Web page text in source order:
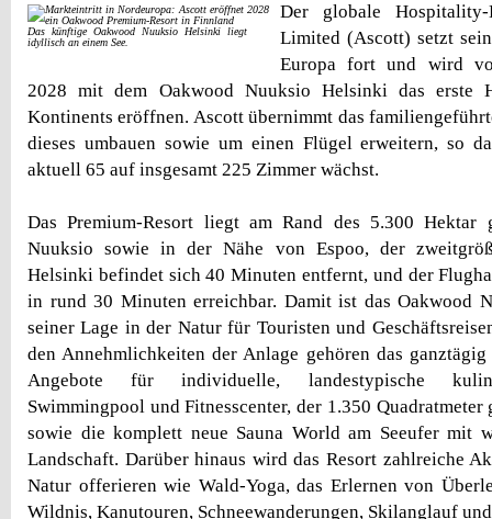
Das künftige Oakwood Nuuksio Helsinki liegt
idyllisch an einem See.
Der globale
Limited (Ascott) setzt
Europa fort und wird
2028 mit dem Oakwood Nuuksio Helsinki das erste
Kontinents eröffnen. Ascott übernimmt das
dieses umbauen sowie um einen Flügel erweitern, so
aktuell 65 auf insgesamt 225 Zimmer wächst.
Das Premium-Resort liegt am Rand des 5.300 Hektar
Nuuksio sowie in der Nähe von Espoo, der
Helsinki befindet sich 40 Minuten entfernt, und der
in rund 30 Minuten erreichbar. Damit ist das Oakwood
seiner Lage in der Natur für Touristen und
den Annehmlichkeiten der Anlage gehören das ganztägig
Angebote für individuelle, landestypische
Swimmingpool und Fitnesscenter, der 1.350 Quadratmeter
sowie die komplett neue Sauna World am Seeufer mit
Landschaft. Darüber hinaus wird das Resort zahlreiche
Natur offerieren wie Wald-Yoga, das Erlernen von
Wildnis, Kanutouren, Schneewanderungen, Skilanglauf